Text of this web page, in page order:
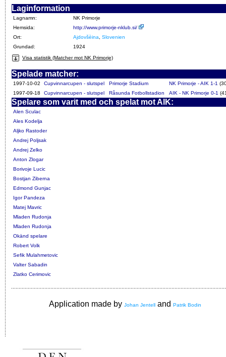
Laginformation
Lagnamn:
NK Primorje
Hemsida:
http://www.primorje-nklub.si/
Ort:
Ajdovšèina
Slovenien
Grundad:
1924
Visa statistik (Matcher mot NK Primorje)
Spelade matcher:
1997-10-02 Cupvinnarcupen - slutspel Primorje Stadium NK Primorje - AIK 1-1
1997-09-18
Cupvinnarcupen - slutspel Råsunda Fotbollstadion AIK - NK Primorje 0-1
Spelare som varit med och spelat mot AIK:
Alen Sculac
Ales Kodelja
Aljko Rastoder
Andrej Poljsak
Andrej Zelko
Anton Zlogar
Borivoje Lucic
Bostjan Ziberna
Edmond Gunjac
Igor Pandeza
Matej Mavric
Mladen Rudonja
Mladen Rudonja
Okänd spelare
Robert Volk
Sefik Mulahmetovic
Valter Sabadin
Zlatko Cerimovic
Application made by Johan Jentell and Patrik Bodin